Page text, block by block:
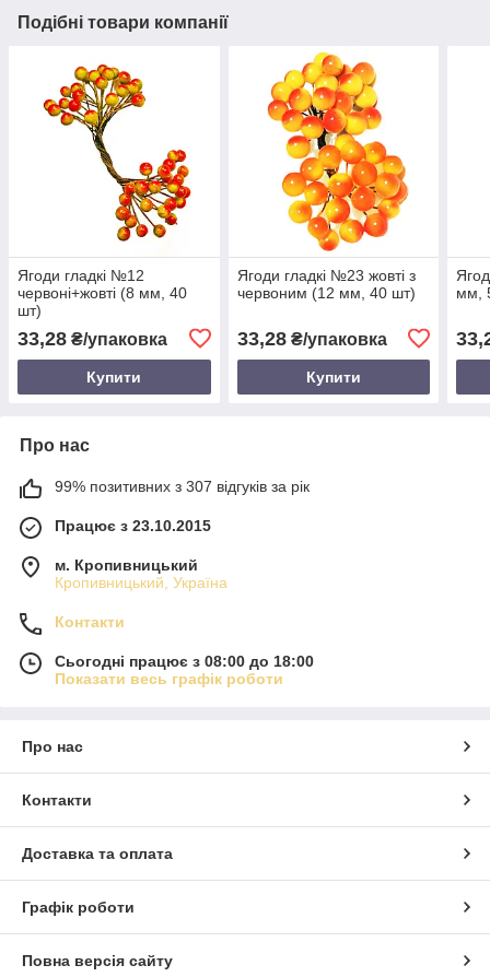
Подібні товари компанії
Ягоди гладкі №12
червоні+жовті (8 мм, 40
шт)
33,28 ₴/упаковка
Купити
Ягоди гладкі №23 жовті з
червоним (12 мм, 40 шт)
33,28₴/упаковка
Купити
мм,
Про нас
99% позитивних з 307 відгуків за рік
Працює з 23.10.2015
м. Кропивницький
Кропивницький, Україна
Контакти
Сьогодні працює з 08:00 до 18:00
Показати весь графік роботи
Про нас
Контакти
Доставка та оплата
Графік роботи
Повна версія сайту